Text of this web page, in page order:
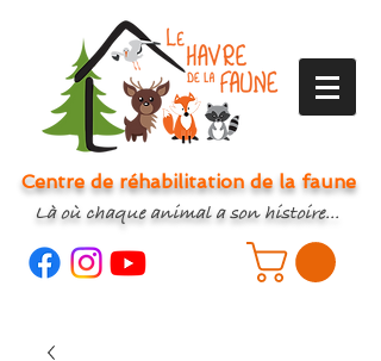
Centre de réhabilitation de la faune
Là où chaque animal a son histoire...